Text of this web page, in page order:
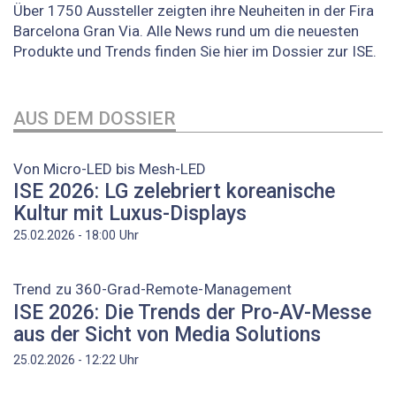
Über 1750 Aussteller zeigten ihre Neuheiten in der Fira
Barcelona Gran Via. Alle News rund um die neuesten
Produkte und Trends finden Sie hier im Dossier zur ISE.
AUS DEM DOSSIER
Von Micro-LED bis Mesh-LED
ISE 2026: LG zelebriert koreanische
Kultur mit Luxus-Displays
25.02.2026 - 18:00 Uhr
Trend zu 360-Grad-Remote-Management
ISE 2026: Die Trends der Pro-AV-Messe
aus der Sicht von Media Solutions
25.02.2026 - 12:22 Uhr